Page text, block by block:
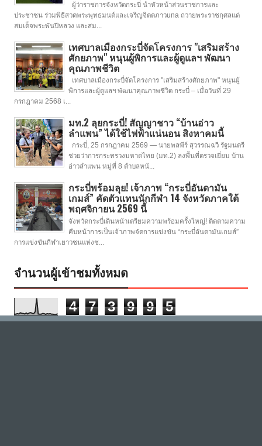
ผู้ว่าราชการจังหวัดกระบี่ นำหัวหน้าส่วนราชการและ
ประชาชน ร่วมพิธีสวดพระพุทธมนต์และเจริญจิตตภาวuna ถวายพระราชกุศลแด่
สมเด็จพระพันปีหลวง และสม...
เทศบาลเมืองกระบี่จัดโครงการ "เสริมสร้าง
ศักยภาพ" หนุนผู้พิการและผู้ดูแลฯ พัฒนา
คุณภาพชีวิต
เทศบาลเมืองกระบี่จัดโครงการ "เสริมสร้างศักยภาพ" หนุนผู้
พิการและผู้ดูแลฯ พัฒนาคุณภาพชีวิต กระบี่ – เมื่อวันที่ 29
กรกฎาคม 2568 เ...
มท.2 ลุยกระบี่! สัญญาชาว “บ้านอ่าว
ลำแพน” ได้ใช้ไฟฟ้าแน่นอน สิงหาคมนี้
กระบี่, 25 กรกฎาคม 2569 — นายพลพีร์ สุวรรณฉวี รัฐมนตรี
ช่วยว่าการกระทรวงมหาดไทย (มท.2) ลงพื้นที่ตรวจเยี่ยม บ้าน
อ่าวลำแพน หมู่ที่ 8 ตำบลหน้...
กระบี่พร้อมลุย! เจ้าภาพ “กระบี่อันดามัน
เกมส์” คัดตัวแทนนักกีฬา 14 จังหวัดภาคใต้
พฤศจิกายน 2569 นี้
จังหวัดกระบี่เดินหน้าเตรียมความพร้อมครั้งใหญ่! ติดตามความ
คืบหน้าการเป็นเจ้าภาพจัดการแข่งขัน “กระบี่อันดามันเกมส์”
การแข่งขันกีฬาเยาวชนแห่งช...
จำนวนผู้เข้าชมทั้งหมด
4 7 3 9 9 5